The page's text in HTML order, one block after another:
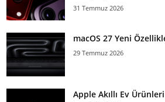
31 Temmuz 2026
macOS 27 Yeni
29 Temmuz 2026
Apple Akıllı Ev